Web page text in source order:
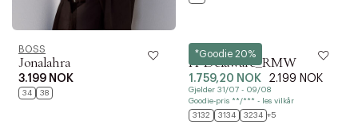
BOSS
Jonalahra
3.199 NOK
34 38
*Goodie 20%
BOSS
H-Delaware_RMW
1.759,20 NOK 2.199 NOK
Gjelder 31/07 - 09/08
Goodie-pris **/*** - les vilkår
3132
3134 3234 +5